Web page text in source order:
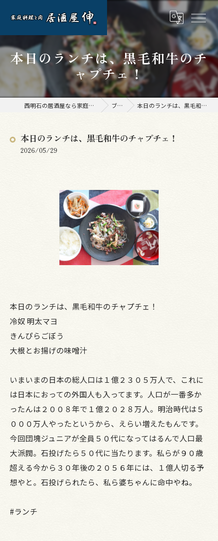
本日のランチは、黒毛和牛のチ
ャプチェ！
西明石の居酒屋なら家庭料理と肉 居酒屋 伸 ブログ 本日のランチは、黒毛和牛のチャプチェ！
本日のランチは、黒毛和牛のチャプチェ！
2026/05/29
本日のランチは、黒毛和牛のチャプチェ！
冷奴 明太マヨ
きんぴらごぼう
大根とお揚げの味噌汁
いまいまの日本の総人口は１億２３０５万人で、これに
は日本におっての外国人も入ってます。人口が一番多か
ったんは２００８年で１億２０２８万人。明治時代は５
０００万人やったというから、えらい増えたもんです。
今回団塊ジュニアが全員５０代になってはるんで人口最
大派閥。石投げたら５０代に当たります。私らが９０歳
超える今から３０年後の２０５６年には、１億人切る予
想やと。石投げられたら、私ら婆ちゃんに命中やね。
#ランチ